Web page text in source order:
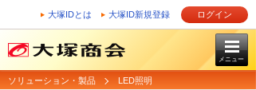
大塚IDとは 大塚ID新規登録 ログイン
メニュー
ソリューション・製品 LED照明